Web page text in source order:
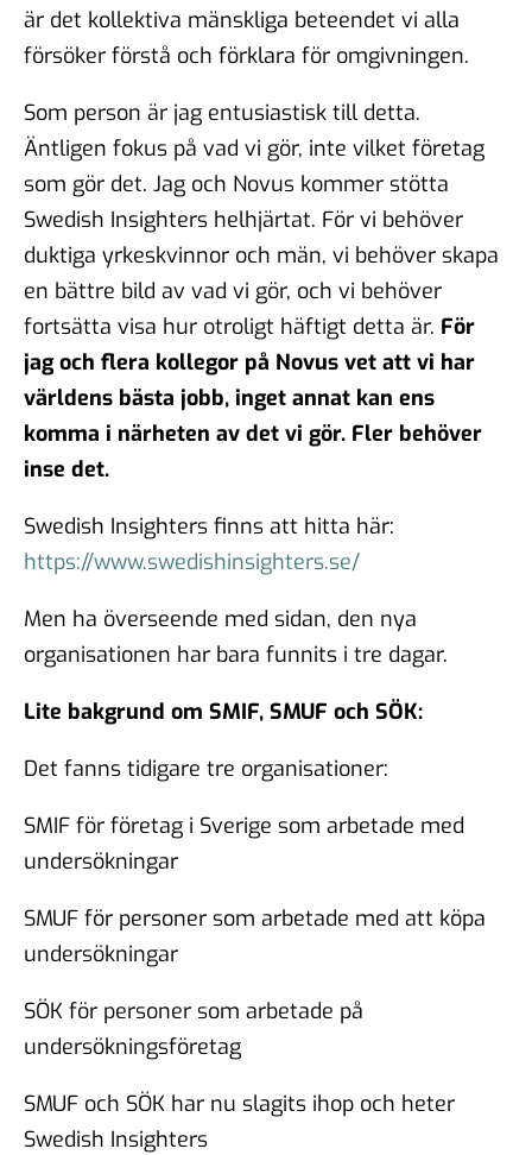
är det kollektiva mänskliga beteendet vi alla
försöker förstå och förklara för omgivningen.
Som person är jag entusiastisk till detta.
Äntligen fokus på vad vi gör, inte vilket företag
som gör det. Jag och Novus kommer stötta
Swedish Insighters helhjärtat. För vi behöver
duktiga yrkeskvinnor och män, vi behöver skapa
en bättre bild av vad vi gör, och vi behöver
fortsätta visa hur otroligt häftigt detta är. För
jag och flera kollegor på Novus vet att vi har
världens bästa jobb, inget annat kan ens
komma i närheten av det vi gör. Fler behöver
inse det.
Swedish Insighters finns att hitta här:
https://www.swedishinsighters.se/
Men ha överseende med sidan, den nya
organisationen har bara funnits i tre dagar.
Lite bakgrund om SMIF, SMUF och SÖK:
Det fanns tidigare tre organisationer:
SMIF för företag i Sverige som arbetade med
undersökningar
SMUF för personer som arbetade med att köpa
undersökningar
SÖK för personer som arbetade på
undersökningsföretag
SMUF och SÖK har nu slagits ihop och heter
Swedish Insighters